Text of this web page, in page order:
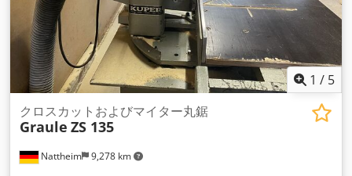
1 / 5
Nattheim 9,278 km
クロスカットおよびマイター丸鋸
Graule ZS 135